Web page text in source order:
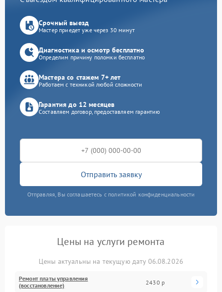
Срочный выезд
Мастер приедет уже через 30 минут
Диагностика и осмотр бесплатно
Определим причину поломки бесплатно
Мастера со стажем 7+ лет
Работаем с техникой любой сложности
Гарантия до 12 месяцев
Составляем договор, предоставляем гарантию
Отправить заявку
Отправляя, Вы соглашаетесь с политикой конфиденциальности
Цены на услуги ремонта
Цены актуальны на текущую дату 06.08.2026
Ремонт платы управления
(восстановление)
2430 р